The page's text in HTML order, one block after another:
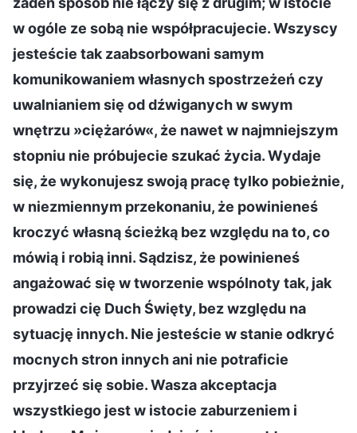
w ogóle ze sobą nie współpracujecie. Wszyscy
jesteście tak zaabsorbowani samym
komunikowaniem własnych spostrzeżeń czy
uwalnianiem się od dźwiganych w swym
wnętrzu »ciężarów«, że nawet w najmniejszym
stopniu nie próbujecie szukać życia. Wydaje
się, że wykonujesz swoją pracę tylko pobieżnie,
w niezmiennym przekonaniu, że powinieneś
kroczyć własną ścieżką bez względu na to, co
mówią i robią inni. Sądzisz, że powinieneś
angażować się w tworzenie wspólnoty tak, jak
prowadzi cię Duch Święty, bez względu na
sytuację innych. Nie jesteście w stanie odkryć
mocnych stron innych ani nie potraficie
przyjrzeć się sobie. Wasza akceptacja
wszystkiego jest w istocie zaburzeniem i